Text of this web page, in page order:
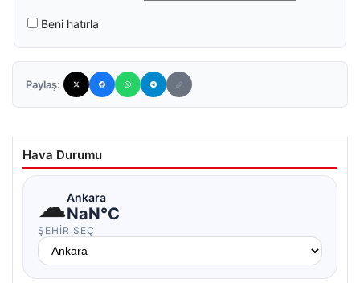
Beni hatırla
Paylaş:
Hava Durumu
☁Ankara
NaN°C
ŞEHIR SEÇ